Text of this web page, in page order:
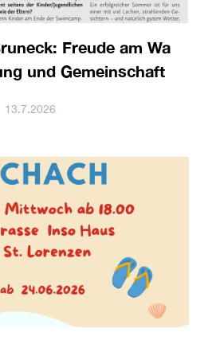
Freude am Wa
und Gemeinschaft
13.7.2026